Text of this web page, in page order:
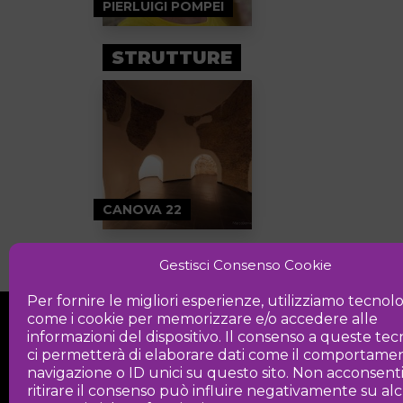
Gestisci Consenso Cookie
Per fornire le migliori esperienze, utilizziamo
come i cookie per memorizzare e/o accedere alle
informazioni del dispositivo. Il consenso a queste
ci permetterà di elaborare dati come il
navigazione o ID unici su questo sito. Non
ritirare il consenso può influire negativamente su
PIERLUIGI POMPEI
STRUTTURE
CANOVA 22
Iniziativa